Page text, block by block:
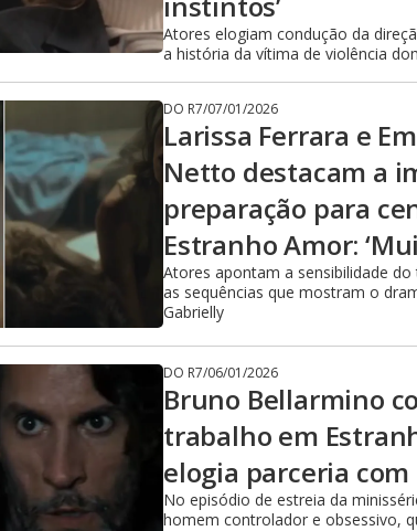
Atores elogiam condução da
a história da vítima de violência
DO R7/07/01/2026
Larissa Ferrara e
Netto destacam a
preparação para
Estranho Amor:
Atores apontam a sensibilidade
as sequências que mostram o
Gabrielly
DO R7/06/01/2026
Bruno Bellarmino
trabalho em
elogia parceria com
No episódio de estreia da
homem controlador e obsessivo,